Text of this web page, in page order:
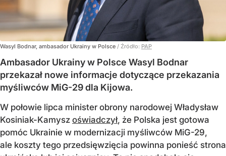
Wasyl Bodnar, ambasador Ukrainy w Polsce / Źródło: PAP
Ambasador Ukrainy w Polsce Wasyl Bodnar
przekazał nowe informacje dotyczące przekazania
myśliwców MiG-29 dla Kijowa.
W połowie lipca minister obrony narodowej Władysław
Kosiniak-Kamysz oświadczył, że Polska jest gotowa
pomóc Ukrainie w modernizacji myśliwców MiG-29,
ale koszty tego przedsięwzięcia powinna ponieść strona